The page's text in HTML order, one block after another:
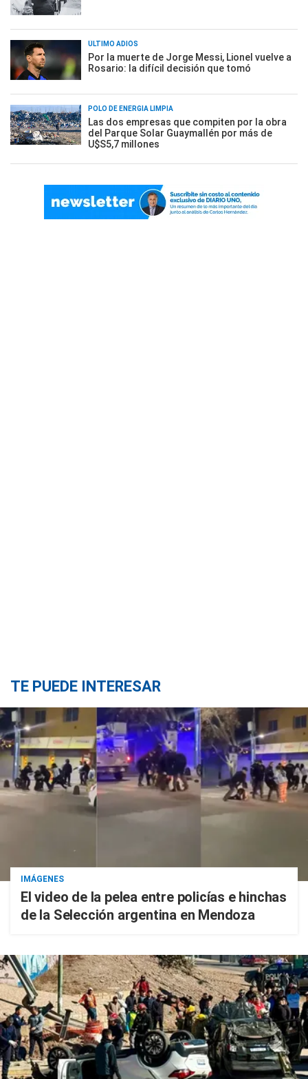
ÚLTIMO ADIÓS
Por la muerte de Jorge Messi, Lionel vuelve a
Rosario: la difícil decisión que tomó
POLO DE ENERGÍA LIMPIA
Las dos empresas que compiten por la obra
del Parque Solar Guaymallén por más de
U$S5,7 millones
TE PUEDE INTERESAR
IMÁGENES
El video de la pelea entre policías e hinchas
de la Selección argentina en Mendoza